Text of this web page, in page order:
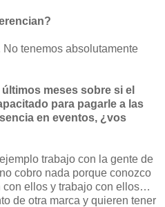
tenemos absolutamente
meses sobre si el
para pagarle a las
en eventos, ¿vos
trabajo con la gente de
cobro nada porque conozco
con ellos y trabajo con ellos…
de otra marca y quieren tener